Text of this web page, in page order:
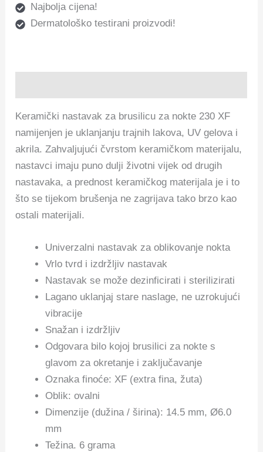
Najbolja cijena!
Dermatološko testirani proizvodi!
Keramički nastavak za brusilicu za nokte 230 XF
namijenjen je uklanjanju trajnih lakova, UV gelova i
akrila. Zahvaljujući čvrstom keramičkom materijalu,
nastavci imaju puno dulji životni vijek od drugih
nastavaka, a prednost keramičkog materijala je i to
što se tijekom brušenja ne zagrijava tako brzo kao
ostali materijali.
Univerzalni nastavak za oblikovanje nokta
Vrlo tvrd i izdržljiv nastavak
Nastavak se može dezinficirati i sterilizirati
Lagano uklanjaj stare naslage, ne uzrokujući
vibracije
Snažan i izdržljiv
Odgovara bilo kojoj brusilici za nokte s
glavom za okretanje i zaključavanje
Oznaka finoće: XF (extra fina, žuta)
Oblik: ovalni
Dimenzije (dužina / širina): 14.5 mm, Ø6.0
mm
Težina. 6 grama